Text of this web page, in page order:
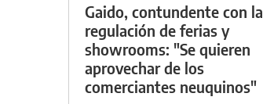
Gaido, contundente con la
regulación de ferias y
showrooms: "Se quieren
aprovechar de los
comerciantes neuquinos"